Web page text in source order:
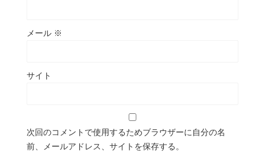
メール ※
サイト
次回のコメントで使用するためブラウザーに自分の名
前、メールアドレス、サイトを保存する。